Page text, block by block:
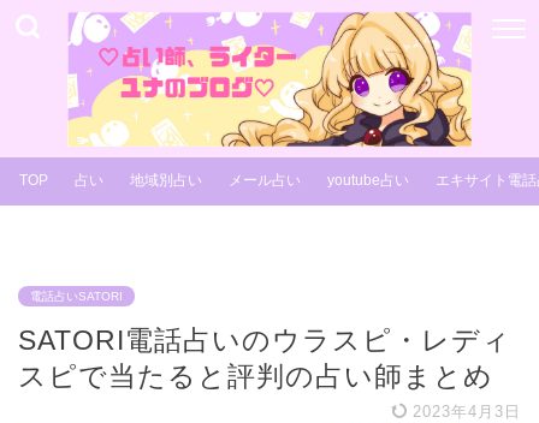
TOP 占い 地域別占い メール占い youtube占い エキサイト電
電話占いSATORI
SATORI電話占いのウラスピ・レディ
スピで当たると評判の占い師まとめ
2023年4月3日